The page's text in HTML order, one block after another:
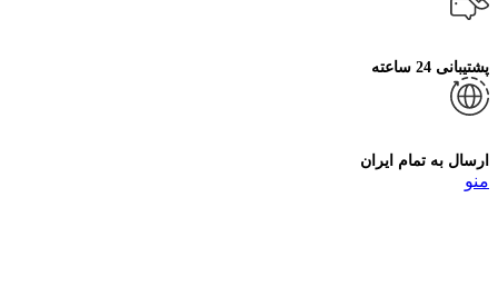
پشتیبانی 24 ساعته
ارسال به تمام ایران
منو